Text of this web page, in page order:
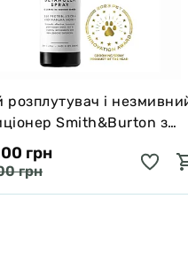
розплутувач і
Smith&Burton з
шовку для шерсті
котів 125 мл
грн
грн